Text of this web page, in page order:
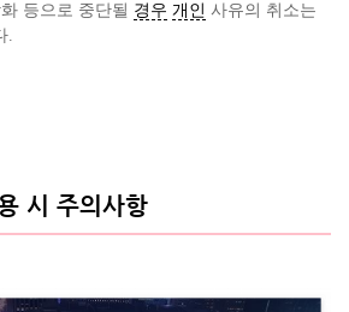
등으로 중단될 경우 개인 사유의 취소는
.
시 주의사항